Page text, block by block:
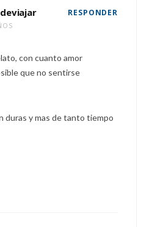
RESPONDER
con cuanto amor
que no sentirse
duras y mas de tanto tiempo